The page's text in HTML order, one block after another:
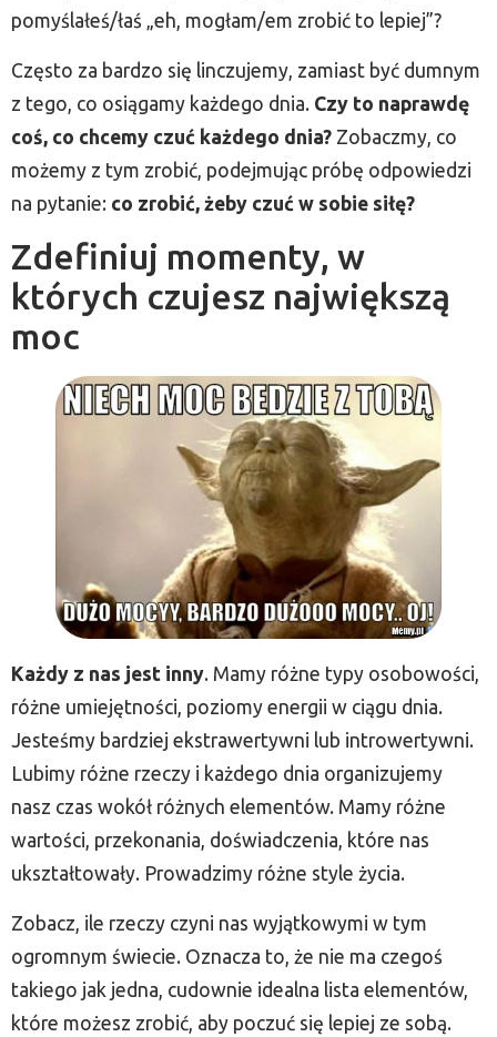
pomyślałeś/łaś „eh, mogłam/em zrobić to lepiej”?
Często za bardzo się linczujemy, zamiast być dumnym
z tego, co osiągamy każdego dnia. Czy to naprawdę
coś, co chcemy czuć każdego dnia? Zobaczmy, co
możemy z tym zrobić, podejmując próbę odpowiedzi
na pytanie: co zrobić, żeby czuć w sobie siłę?
Zdefiniuj momenty, w
których czujesz największą
moc
Każdy z nas jest inny. Mamy różne typy osobowości,
różne umiejętności, poziomy energii w ciągu dnia.
Jesteśmy bardziej ekstrawertywni lub introwertywni.
Lubimy różne rzeczy i każdego dnia organizujemy
nasz czas wokół różnych elementów. Mamy różne
wartości, przekonania, doświadczenia, które nas
ukształtowały. Prowadzimy różne style życia.
Zobacz, ile rzeczy czyni nas wyjątkowymi w tym
ogromnym świecie. Oznacza to, że nie ma czegoś
takiego jak jedna, cudownie idealna lista elementów,
które możesz zrobić, aby poczuć się lepiej ze sobą.